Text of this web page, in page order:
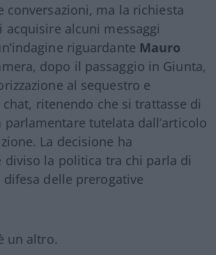
conversazioni, ma la richiesta
acquisire alcuni messaggi
riguardante Mauro
dopo il passaggio in Giunta,
al sequestro e
chat, ritenendo che si trattasse di
parlamentare tutelata dall’articolo
La decisione ha
la politica tra chi parla di
difesa delle prerogative
un altro.